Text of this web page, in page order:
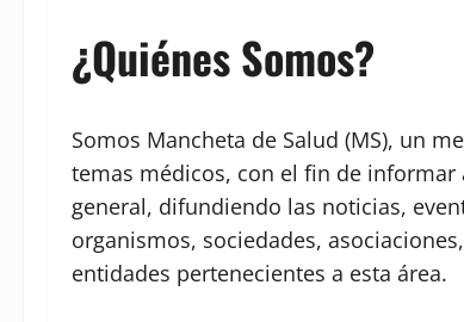
¿Quiénes Somos?
Somos Mancheta de Salud (MS), un
temas médicos, con el fin de
general, difundiendo las noticias,
organismos, sociedades,
entidades pertenecientes a esta área.